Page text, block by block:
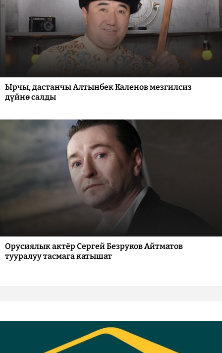
Ырчы, дастанчы Алтынбек Каленов мезгилсиз
дүйнө салды
Орусиялык актёр Сергей Безруков Айтматов
тууралуу тасмага катышат